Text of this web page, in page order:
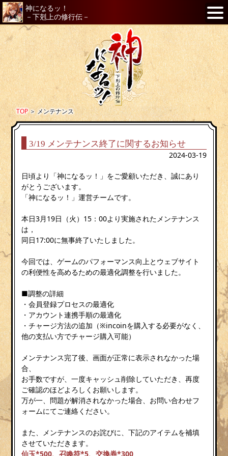
神になるッ！
－下剋上の修行伝－
TOP＞メンテナンス
3/19 メンテナンス終了に関するお知らせ
2024-03-19
日頃より「神になるッ！」をご愛顧いただき、誠にあり
がとうございます。
「神になるッ！」運営チームです。
本日3月19日（火）15：00より実施されたメンテナンス
は，
同日17:00に無事終了いたしました。
今回では、ゲームのパフォーマンス向上とウェブサイト
の利便性を高めるための最適化調整を行いました。
■調整の詳細
・会員登録プロセスの最適化
・アカウント連携手順の最適化
・チャージ方法の追加（※incoinを購入する必要がなく、
他の支払い方でチャージ購入可能）
メンテナンス完了後、画面が正常に表示されなかった場
合、
お手数ですが、一度キャッシュ削除していただき、再度
ご確認のほどよろしくお願いします。
万が一、問題が解消されなかった場合、お問い合わせフ
ォームにてご連絡ください。
また、メンテナンスのお詫びに、下記のアイテムを補填
させていただきます。
仙玉*500、召喚符*5、交換券*300